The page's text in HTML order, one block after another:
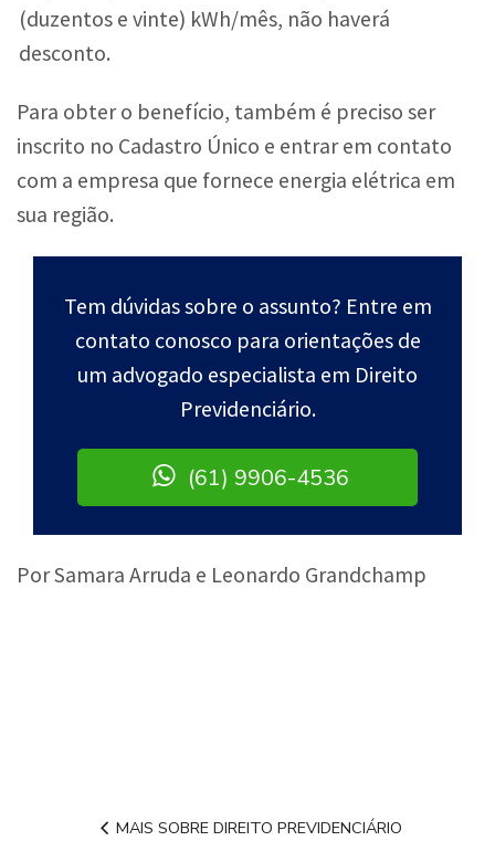
(duzentos e vinte) kWh/mês, não haverá
desconto.
Para obter o benefício, também é preciso ser
inscrito no Cadastro Único e entrar em contato
com a empresa que fornece energia elétrica em
sua região.
Tem dúvidas sobre o assunto? Entre em
contato conosco para orientações de
um advogado especialista em Direito
Previdenciário.
(61) 9906-4536
Por Samara Arruda e Leonardo Grandchamp
MAIS SOBRE DIREITO PREVIDENCIÁRIO